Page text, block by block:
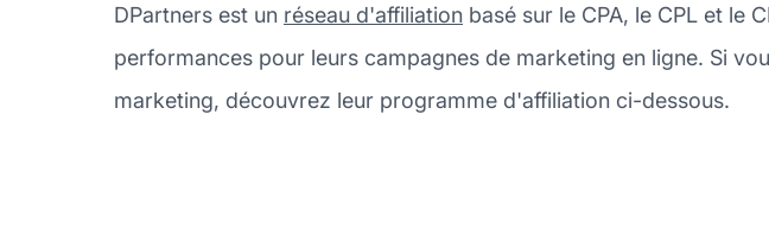
DPartners est un réseau d'affiliation basé sur le CPA, le CPL et le
performances pour leurs campagnes de marketing en ligne. Si
marketing, découvrez leur programme d'affiliation ci-dessous.